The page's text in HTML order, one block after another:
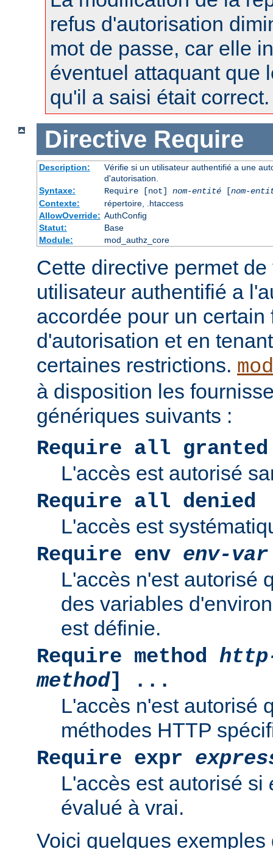
refus d'autorisation
mot de passe, car elle
éventuel attaquant que
qu'il a saisi était correct.
Directive Require
Description:
Vérifie si un utilisateur authentifié a une
d'autorisation.
Syntaxe:
Require [not] nom-entité[nom-
Contexte:
répertoire, .htaccess
AllowOverride: AuthConfig
Statut:
Base
Module:
mod_authz_core
Cette directive permet
utilisateur authentifié a
accordée pour un certain
d'autorisation et en
certaines restrictions.
à disposition les
génériques suivants :
Require all granted
L'accès est autorisé
Require all denied
L'accès est
Require env env-var
L'accès n'est autorisé
des variables
est définie.
Require method
method] ...
L'accès n'est autorisé
méthodes HTTP
Require expr
L'accès est autorisé si
évalué à vrai.
Voici quelques exemples